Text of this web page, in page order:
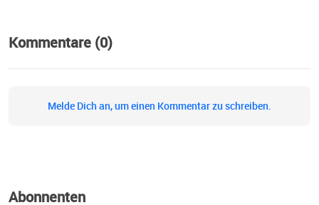
Kommentare (0)
Melde Dich an, um einen Kommentar zu schreiben.
Abonnenten